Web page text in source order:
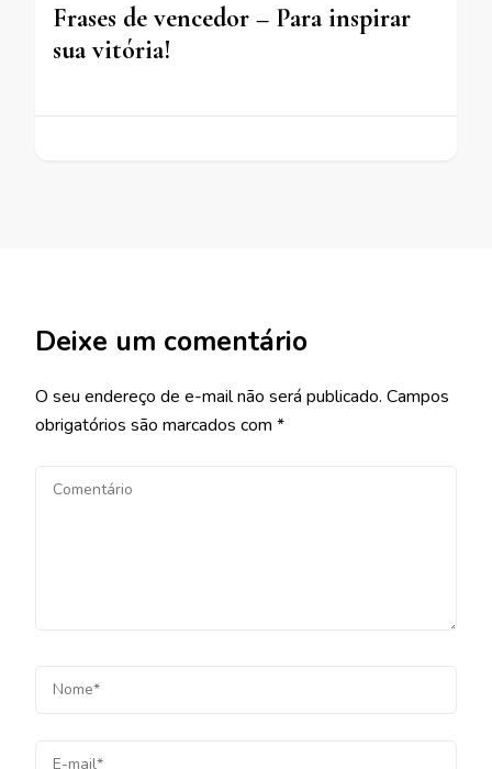
Frases de vencedor – Para inspirar
sua vitória!
Deixe um comentário
O seu endereço de e-mail não será publicado. Campos
obrigatórios são marcados com *